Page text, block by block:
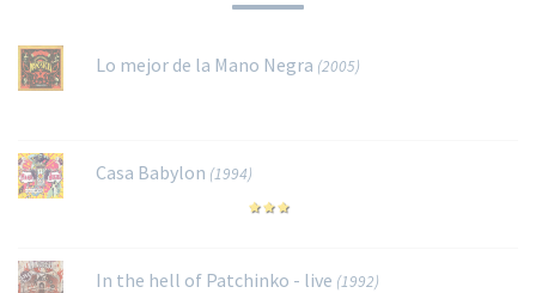
Lo mejor de la Mano Negra (2005)
Casa Babylon (1994)
In the hell of Patchinko - live (1992)